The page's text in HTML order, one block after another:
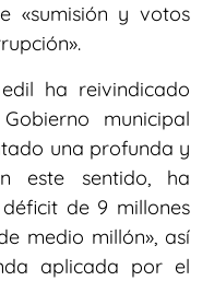
«sumisión y votos
ha reivindicado
municipal
una profunda y
este sentido, ha
de 9 millones
medio millón», así
aplicada por el